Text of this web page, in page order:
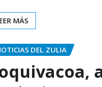
MÁS
DEL ZULIA